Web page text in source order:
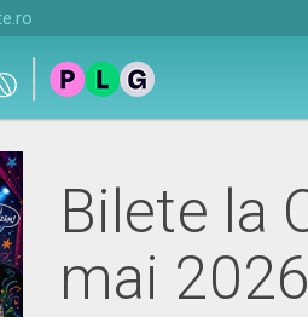
Bilete la
mai 2026